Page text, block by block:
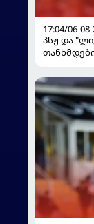
17:04/06-
პსჟ და